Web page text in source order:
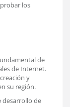
los
de
de Internet.
y
su región.
desarrollo de